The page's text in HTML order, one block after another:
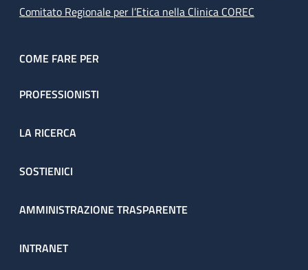
Comitato Regionale per l’Etica nella Clinica COREC
COME FARE PER
PROFESSIONISTI
LA RICERCA
SOSTIENICI
AMMINISTRAZIONE TRASPARENTE
INTRANET